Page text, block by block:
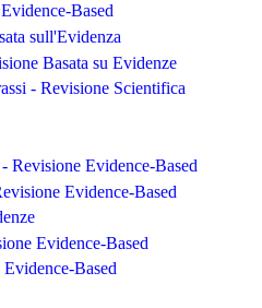
Based
sull'Evidenza
Basata su Evidenze
- Revisione Scientifica
Revisione Evidence-Based
Evidence-Based
Evidence-Based
Based